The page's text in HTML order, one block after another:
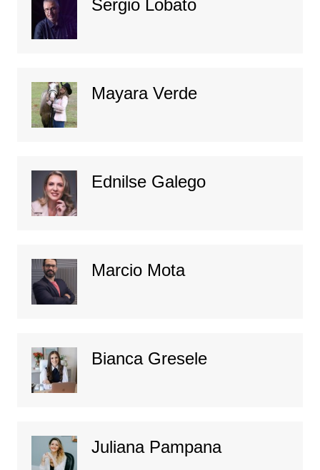
Sergio Lobato
Mayara Verde
Ednilse Galego
Marcio Mota
Bianca Gresele
Juliana Pampana